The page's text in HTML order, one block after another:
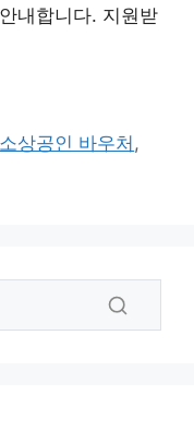
내합니다. 지원받
소상공인 바우처 ,